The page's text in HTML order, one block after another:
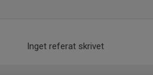
Inget referat skrivet